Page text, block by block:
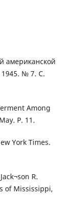
американской
№ 7. С.
Among
P. 11.
York Times.
R.
of Mississippi,